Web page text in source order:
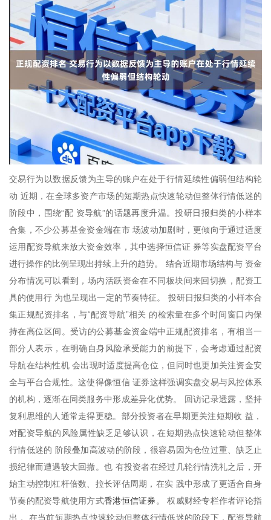
交易行为以数据反馈为主导的账户在处于行情延续性偏弱但结构轮
动 近期，在全球多资产市场的短期热点快速轮动但整体行情低迷的
阶段中，围绕“配 资导航”的话题再度升温。投研日报归类的小样本
合集，不少公募基金资金端在市 场波动加剧时，更倾向于通过适度
运用配资导航来放大资金效率，其中选择恒信证 券等实盘配资平台
进行操作的比例呈现出持续上升的趋势。 结合近期市场结构与 资金
分布情况可以看到，场内活跃资金在不同板块间来回切换，配资工
具的使用行 为也呈现出一定的节奏特征。 投研日报归类的小样本合
集正规配资排名，与“配资导航”相关 的检索量在多个时间窗口内保
持在高位区间。受访的公募基金资金端中正规配资排名，有相当一
部分人表示，在明确自身风险承受能力的前提下，会考虑通过配资
导航在结构性机 会出现时适度提高仓位，但同时也更加关注资金安
全与平台合规性。这使得像恒信 证券这样强调实盘交易与风控体系
的机构，逐渐在同类服务中形成差异化优势。 回访记录透露，坚持
复利思维的人通常走得更稳。部分投资者在早期更关注短期收 益，
对配资导航的风险属性缺乏足够认识，在短期热点快速轮动但整体
行情低迷的 阶段叠加高波动的阶段，很容易因为仓位过重、缺乏止
损纪律而遭遇较大回撤。也 有投资者在经过几轮行情洗礼之后，开
始主动控制杠杆倍数、拉长评估周期，在实 践中形成了更适合自身
节奏的配资导航使用方式香港恒信证券 。 权威财经专栏作者评论指
出， 在当前短期热点快速轮动但整体行情低迷的阶段下，配资导航